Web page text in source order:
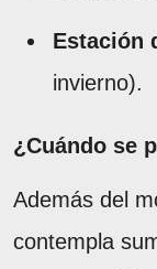
Estación
invierno).
¿Cuándo se
Además del
contempla